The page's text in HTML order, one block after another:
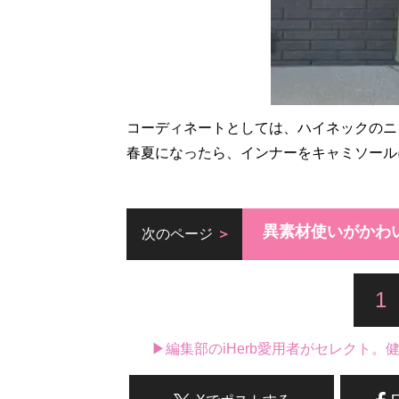
コーディネートとしては、ハイネックの
春夏になったら、インナーをキャミソー
次のページ 異素材使いがかわ
1
▶編集部のiHerb愛用者がセレクト。